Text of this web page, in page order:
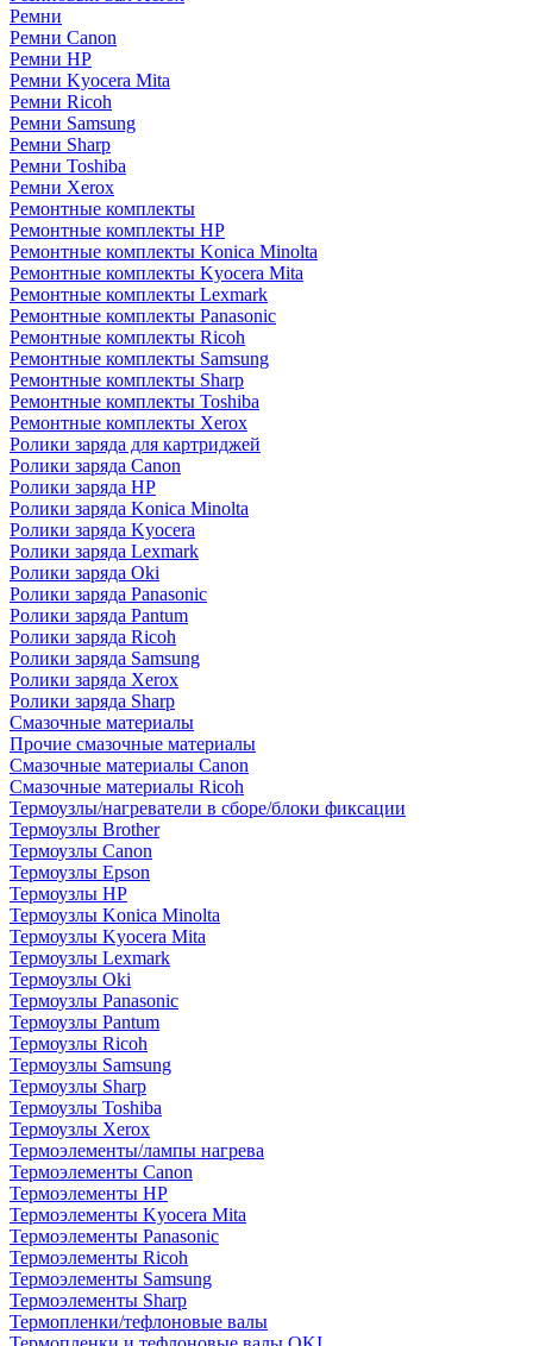
Ремни
Ремни Canon
Ремни HP
Ремни Kyocera Mita
Ремни Ricoh
Ремни Samsung
Ремни Sharp
Ремни Toshiba
Ремни Xerox
Ремонтные комплекты
Ремонтные комплекты HP
Ремонтные комплекты Konica Minolta
Ремонтные комплекты Kyocera Mita
Ремонтные комплекты Lexmark
Ремонтные комплекты Panasonic
Ремонтные комплекты Ricoh
Ремонтные комплекты Samsung
Ремонтные комплекты Sharp
Ремонтные комплекты Toshiba
Ремонтные комплекты Xerox
Ролики заряда для картриджей
Ролики заряда Canon
Ролики заряда HP
Ролики заряда Konica Minolta
Ролики заряда Kyocera
Ролики заряда Lexmark
Ролики заряда Oki
Ролики заряда Panasonic
Ролики заряда Pantum
Ролики заряда Ricoh
Ролики заряда Samsung
Ролики заряда Xerox
Ролики заряда Sharp
Смазочные материалы
Прочие смазочные материалы
Смазочные материалы Canon
Смазочные материалы Ricoh
Термоузлы/нагреватели в сборе/блоки фиксации
Термоузлы Brother
Термоузлы Canon
Термоузлы Epson
Термоузлы HP
Термоузлы Konica Minolta
Термоузлы Kyocera Mita
Термоузлы Lexmark
Термоузлы Oki
Термоузлы Panasonic
Термоузлы Pantum
Термоузлы Ricoh
Термоузлы Samsung
Термоузлы Sharp
Термоузлы Toshiba
Термоузлы Xerox
Термоэлементы/лампы нагрева
Термоэлементы Canon
Термоэлементы HP
Термоэлементы Kyocera Mita
Термоэлементы Panasonic
Термоэлементы Ricoh
Термоэлементы Samsung
Термоэлементы Sharp
Термопленки/тефлоновые валы